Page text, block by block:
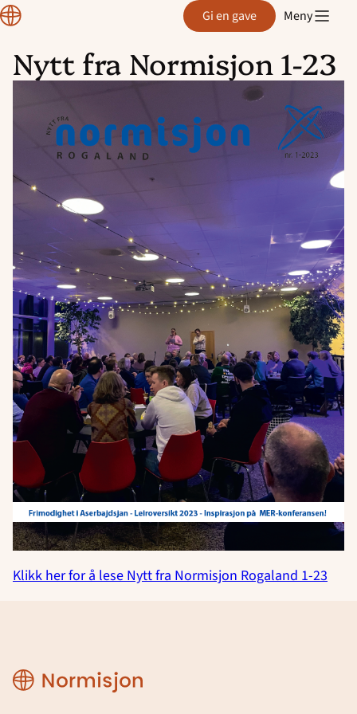
Hopp
Region
Rogaland Gi en gave Meny
Nytt fra Normisjon 1-23
Klikk her for å lese Nytt fra Normisjon Rogaland 1-23
Region
Rogaland